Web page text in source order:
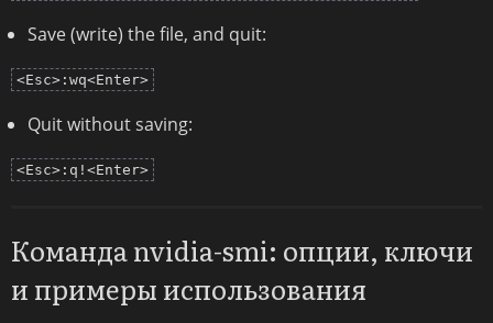
Save (write) the file, and quit:
<Esc>:wq<Enter>
Quit without saving:
<Esc>:q!<Enter>
Команда nvidia-smi: опции, ключи
и примеры использования